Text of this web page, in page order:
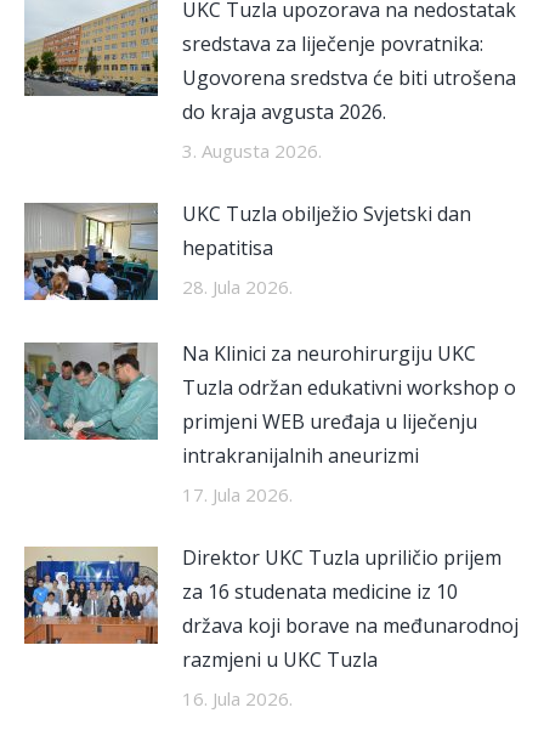
UKC Tuzla upozorava na nedostatak
sredstava za liječenje povratnika:
Ugovorena sredstva će biti utrošena
do kraja avgusta 2026.
3. Augusta 2026.
UKC Tuzla obilježio Svjetski dan
hepatitisa
28. Jula 2026.
Na Klinici za neurohirurgiju UKC
Tuzla održan edukativni workshop o
primjeni WEB uređaja u liječenju
intrakranijalnih aneurizmi
17. Jula 2026.
Direktor UKC Tuzla upriličio prijem
za 16 studenata medicine iz 10
država koji borave na međunarodnoj
razmjeni u UKC Tuzla
16. Jula 2026.